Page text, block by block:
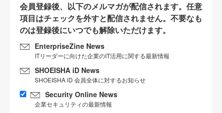
会員登録後、以下のメルマガが配信されます。任意
項目はチェックを外すと配信されません。不要なも
のは登録後にいつでも解除いただけます。
EnterpriseZine News
ITリーダーに向けた企業のIT活用に関する最新情報
SHOEISHA iD News
SHOEISHA iD 会員全体に対するお知らせ
Security Online News
企業セキュリティの最新情報